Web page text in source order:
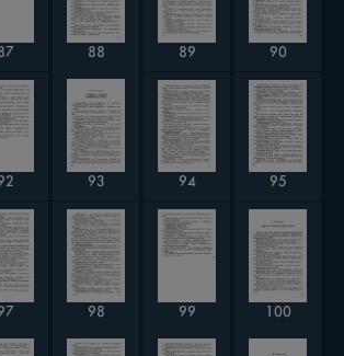
88 89 90
93 94 95
98 99 100